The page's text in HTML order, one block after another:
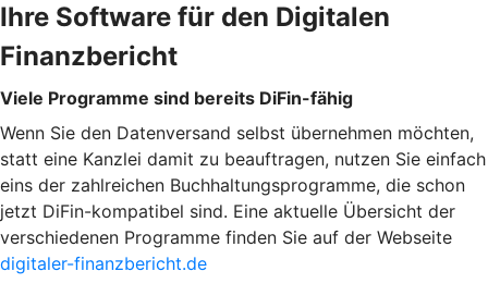
Ihre Software für den Digitalen
Finanzbericht
Viele Programme sind bereits DiFin-fähig
Wenn Sie den Datenversand selbst übernehmen möchten,
statt eine Kanzlei damit zu beauftragen, nutzen Sie einfach
eins der zahlreichen Buchhaltungsprogramme, die schon
jetzt DiFin-kompatibel sind. Eine aktuelle Übersicht der
verschiedenen Programme finden Sie auf der Webseite
digitaler-finanzbericht.de